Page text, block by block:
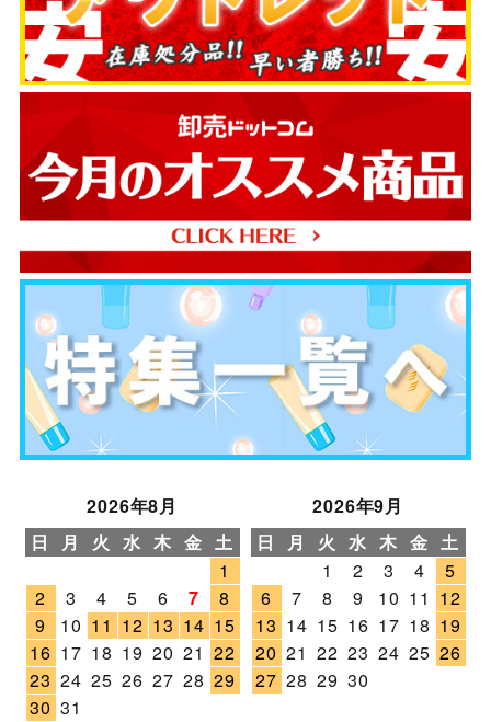
2026年8月
日
月 火 水 木 金 土
1
2
3 4 5 6 7
8
9
10 11 12 13 14 15
16 17 18 19 20 21 22
23 24 25 26 27 28 29
30 31
2026年9月
日
月 火 水 木 金 土
1
2 3 4
5
6
7 8 9 10 11 12
13 14 15 16 17 18 19
20 21 22 23 24 25 26
27 28 29 30